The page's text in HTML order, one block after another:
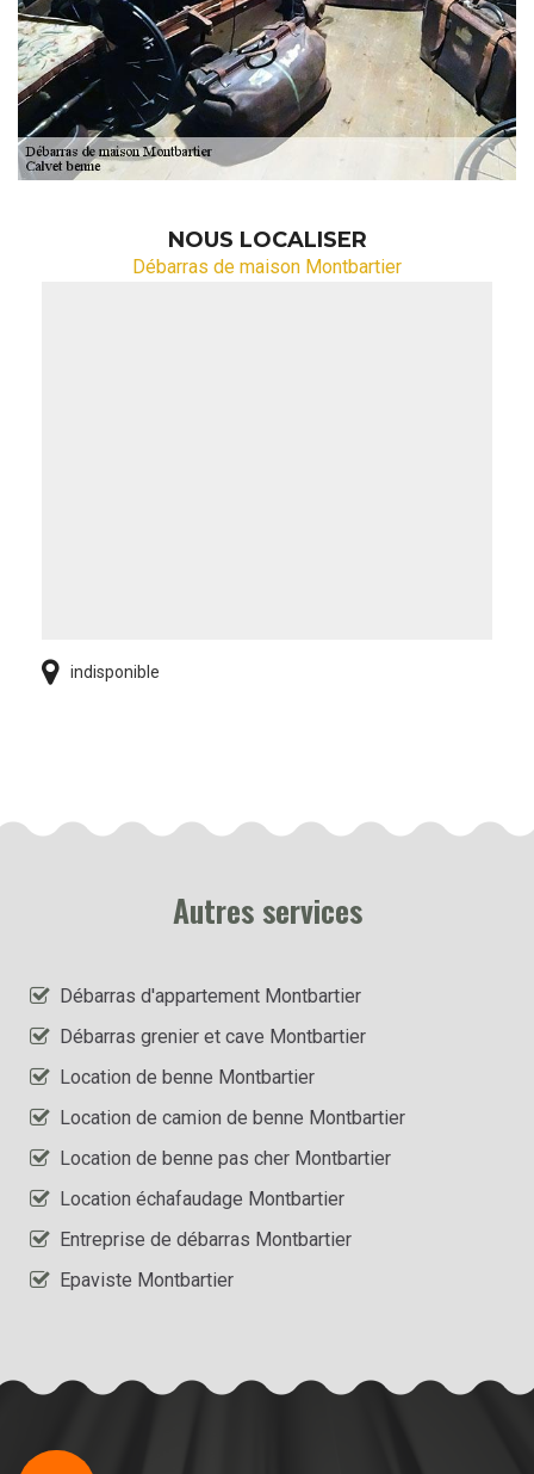
NOUS LOCALISER
Débarras de maison Montbartier
indisponible
Autres services
Débarras d'appartement Montbartier
Débarras grenier et cave Montbartier
Location de benne Montbartier
Location de camion de benne Montbartier
Location de benne pas cher Montbartier
Location échafaudage Montbartier
Entreprise de débarras Montbartier
Epaviste Montbartier